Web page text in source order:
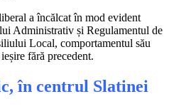
a încălcat în mod evident
Administrativ și Regulamentul de
Local, comportamentul său
fără precedent.
în centrul Slatinei